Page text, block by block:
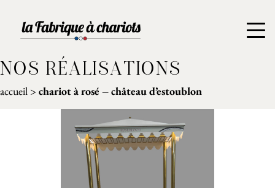
NOS RÉALISATIONS
accueil > chariot à rosé – château d’estoublon